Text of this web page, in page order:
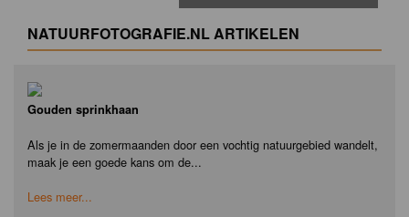
NATUURFOTOGRAFIE.NL ARTIKELEN
Gouden sprinkhaan
Als je in de zomermaanden door een vochtig natuurgebied wandelt,
maak je een goede kans om de...
Lees meer...